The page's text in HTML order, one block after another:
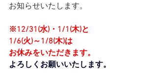
お知らせいたします。
※12/31(水)・1/1(木)と
1/6(火)～1/8(木)は
お休みをいただきます。
よろしくお願いいたします。